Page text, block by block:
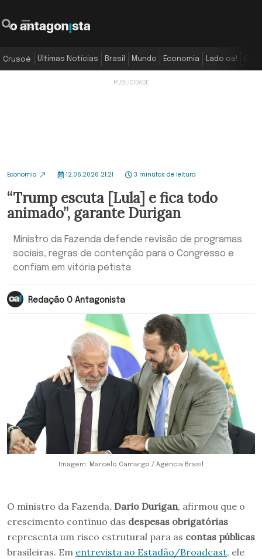
Crusoé Últimas Notícias Brasil Mundo Economia Lado oa!
Economia 12.06.2026 21:21 3 minutos de leitura
“Trump escuta [Lula] e fica todo
animado”, garante Durigan
Ministro da Fazenda defende revisão de programas
sociais, regras de contenção para o Congresso e
confiam em vitória petista
Redação O Antagonista
Imagem: Marcelo Camargo / Agência Brasil
O ministro da Fazenda, Dario Durigan, afirmou que o
crescimento contínuo das despesas obrigatórias
representa um risco estrutural para as contas públicas
brasileiras. Em entrevista ao Estadão/Broadcast, ele